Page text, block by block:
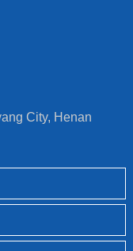
City, Henan